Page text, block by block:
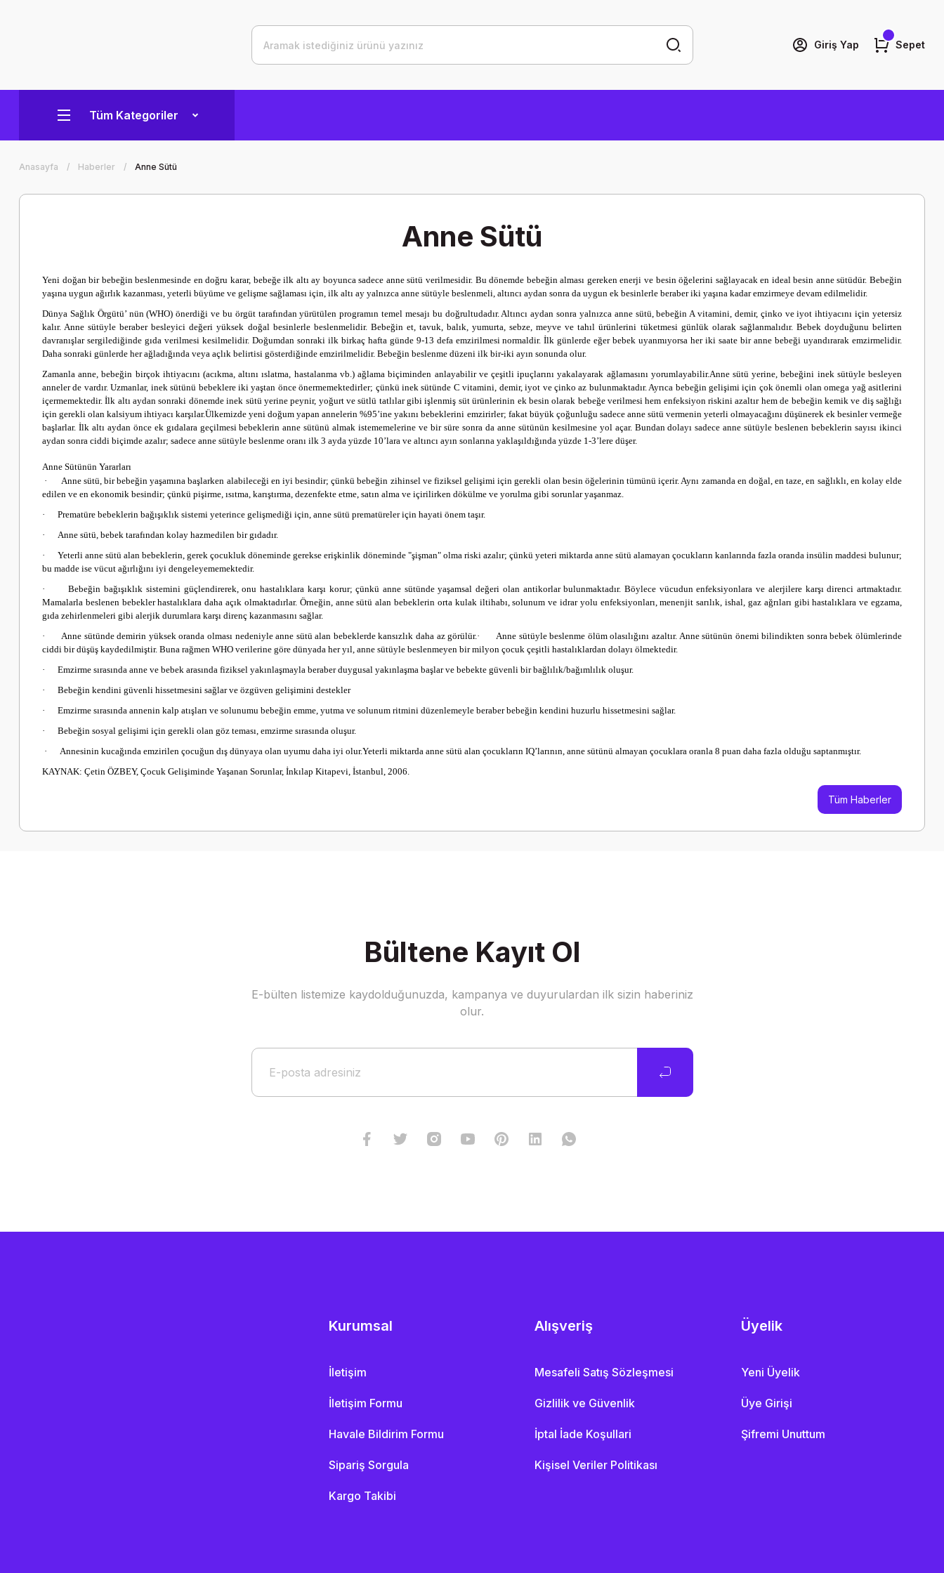
Giriş Yap Sepet
Tüm Kategoriler
Anasayfa Haberler Anne Sütü
Anne Sütü
Yeni doğan bir bebeğin beslenmesinde en doğru karar, bebeğe ilk altı ay boyunca sadece anne sütü verilmesidir. Bu dönemde bebeğin alması gereken enerji ve besin öğelerini sağlayacak en ideal besin anne sütüdür. Bebeğin
yaşına uygun ağırlık kazanması, yeterli büyüme ve gelişme sağlaması için, ilk altı ay yalnızca anne sütüyle beslenmeli, altıncı aydan sonra da uygun ek besinlerle beraber iki yaşına kadar emzirmeye devam edilmelidir.
Dünya Sağlık Örgütü’ nün (WHO) önerdiği ve bu örgüt tarafından yürütülen programın temel mesajı bu doğrultudadır.Altıncı aydan sonra yalnızca anne sütü, bebeğin A vitamini, demir, çinko ve iyot ihtiyacını için yetersiz
kalır. Anne sütüyle beraber besleyici değeri yüksek doğal besinlerle beslenmelidir. Bebeğin et, tavuk, balık, yumurta, sebze, meyve ve tahıl ürünlerini tüketmesi günlük olarak sağlanmalıdır. Bebek doyduğunu belirten
davranışlar sergilediğinde gıda verilmesi kesilmelidir. Doğumdan sonraki ilk birkaç hafta günde 9-13 defa emzirilmesi normaldir. İlk günlerde eğer bebek uyanmıyorsa her iki saate bir anne bebeği uyandırarak emzirmelidir.
Daha sonraki günlerde her ağladığında veya açlık belirtisi gösterdiğinde emzirilmelidir. Bebeğin beslenme düzeni ilk bir-iki ayın sonunda olur.
Zamanla anne, bebeğin birçok ihtiyacını (acıkma, altını ıslatma, hastalanma vb.) ağlama biçiminden anlayabilir ve çeşitli ipuçlarını yakalayarak ağlamasını yorumlayabilir.Anne sütü yerine, bebeğini inek sütüyle besleyen
anneler de vardır. Uzmanlar, inek sütünü bebeklere iki yaştan önce önermemektedirler; çünkü inek sütünde C vitamini, demir, iyot ve çinko az bulunmaktadır. Ayrıca bebeğin gelişimi için çok önemli olan omega yağ asitlerini
içermemektedir. İlk altı aydan sonraki dönemde inek sütü yerinepeynir, yoğurt ve sütlü tatlılar gibi işlenmiş süt ürünlerinin ek besin olarak bebeğe verilmesi hem enfeksiyon riskini azaltır hem de bebeğin kemik ve diş sağlığı
için gerekli olan kalsiyum ihtiyacı karşılar.Ülkemizde yeni doğum yapan annelerin %95’ine yakını bebeklerini emzirirler; fakat büyük çoğunluğu sadece anne sütü vermenin yeterli olmayacağını düşünerek ek besinler vermeğe
başlarlar. İlk altı aydan önce ek gıdalara geçilmesi bebeklerin anne sütünü almak istememelerine ve bir süre sonra da anne sütünün kesilmesine yol açar. Bundan dolayı sadece anne sütüyle beslenen bebeklerin sayısı ikinci
aydan sonra ciddi biçimde azalır; sadece anne sütüyle beslenme oranı ilk 3 ayda yüzde 10’lara ve altıncı ayın sonlarına yaklaşıldığında yüzde 1-3’lere düşer.
Anne Sütünün Yararları
·
Anne sütü, bir bebeğin yaşamına başlarken alabileceği en iyi besindir; çünkü bebeğin zihinsel ve fiziksel gelişimi için gerekli olan besin öğelerinin tümünü içerir.Aynı zamanda en doğal, en taze, en sağlıklı, en kolay elde
edilen ve en ekonomik besindir; çünkü pişirme, ısıtma, karıştırma, dezenfekte etme, satın alma ve içirilirken dökülme ve yorulma gibi sorunlar yaşanmaz.
·
Prematüre bebeklerin bağışıklık sistemi yeterince gelişmediği için, anne sütü prematüreler için hayati önem taşır.
·
Anne sütü, bebek tarafından kolay hazmedilen bir gıdadır.
·
Yeterli anne sütü alan bebeklerin, gerek çocukluk döneminde gerekse erişkinlik döneminde "şişman" olma riski azalır; çünkü yeteri miktarda anne sütü alamayan çocukların kanlarında fazla oranda insülin maddesi bulunur;
bu madde ise vücut ağırlığını iyi dengeleyememektedir.
·
Bebeğin bağışıklık sistemini güçlendirerek, onu hastalıklara karşı korur; çünkü anne sütünde yaşamsal değeri olan antikorlar bulunmaktadır. Böylece vücudun enfeksiyonlara ve alerjilere karşı direnci artmaktadır.
Mamalarla beslenen bebekler hastalıklara daha açık olmaktadırlar. Örneğin, anne sütü alan bebeklerin orta kulak iltihabı, solunum ve idrar yolu enfeksiyonları, menenjit sarılık, ishal, gaz ağrıları gibi hastalıklara ve egzama,
gıda zehirlenmeleri gibi alerjik durumlara karşı direnç kazanmasını sağlar.
·
Anne sütünde demirin yüksek oranda olması nedeniyle anne sütü alan bebeklerde kansızlık daha az görülür.·
Anne sütüyle beslenme ölüm olasılığını azaltır. Anne sütünün önemi bilindikten sonra bebek ölümlerinde
ciddi bir düşüş kaydedilmiştir. Buna rağmen WHO verilerine göre dünyada her yıl, anne sütüyle beslenmeyen bir milyon çocuk çeşitli hastalıklardan dolayı ölmektedir.
·
Emzirme sırasında anne ve bebek arasında fiziksel yakınlaşmayla beraber duygusal yakınlaşma başlar ve bebekte güvenli bir bağlılık/bağımlılık oluşur.
·
Bebeğin kendini güvenli hissetmesini sağlar ve özgüven gelişimini destekler
·
Emzirme sırasında annenin kalp atışları ve solunumu bebeğin emme, yutma ve solunum ritmini düzenlemeyle beraber bebeğin kendini huzurlu hissetmesini sağlar.
·
Bebeğin sosyal gelişimi için gerekli olan göz teması, emzirme sırasında oluşur.
·
Annesinin kucağında emzirilen çocuğun dış dünyaya olan uyumu daha iyi olur.Yeterli miktarda anne sütü alan çocukların IQ’larının, anne sütünü almayan çocuklara oranla 8 puan daha fazla olduğu saptanmıştır.
KAYNAK: Çetin ÖZBEY, Çocuk Gelişiminde Yaşanan Sorunlar, İnkılap Kitapevi, İstanbul, 2006.
Tüm Haberler
Bültene Kayıt Ol
E-bülten listemize kaydolduğunuzda, kampanya ve duyurulardan ilk sizin haberiniz
olur.
Kurumsal
İletişim
İletişim Formu
Havale Bildirim Formu
Sipariş Sorgula
Kargo Takibi
Alışveriş
Mesafeli Satış Sözleşmesi
Gizlilik ve Güvenlik
İptal İade Koşullari
Kişisel Veriler Politikası
Üyelik
Yeni Üyelik
Üye Girişi
Şifremi Unuttum